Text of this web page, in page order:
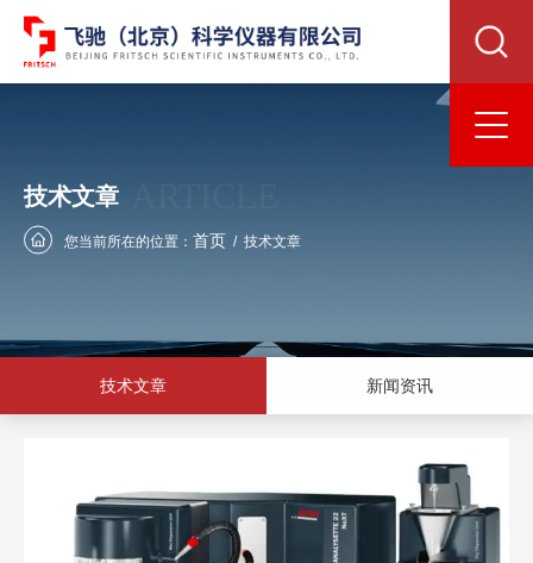
技术文章
您当前所在的位置： 首页 / 技术文章
技术文章 新闻资讯